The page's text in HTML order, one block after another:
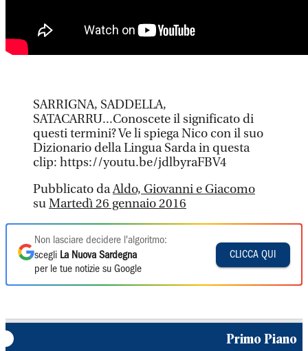
SARRIGNA, SADDELLA,
SATACARRU...Conoscete il significato di
questi termini? Ve li spiega Nico con il suo
Dizionario della Lingua Sarda in questa
clip: https://youtu.be/jdlbyraFBV4
Pubblicato daAldo, Giovanni e Giacomo
suMartedì 26 gennaio 2016
Non lasciare decidere l'algoritmo:
scegli La Nuova Sardegna
per le tue notizie su Google
CLICCA QUI
Primo Piano